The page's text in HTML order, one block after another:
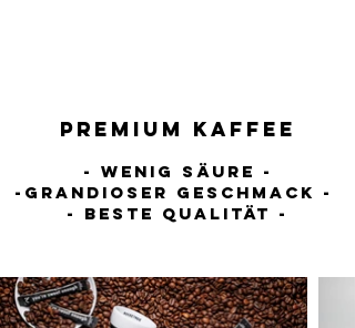
Premium KAFFEE
- wenig säure -
-grand ioser Ges chmack -
- beste Qualität -